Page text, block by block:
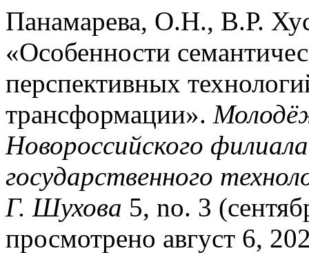
Панамарева, О.Н., В.Р.
«Особенности
перспективных
трансформации».
Новороссийского
государственного
Г. Шухова 5, no. 3
просмотрено август 6,